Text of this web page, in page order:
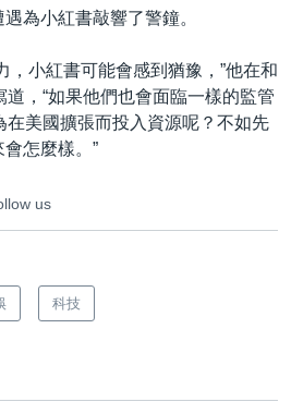
為小紅書敲響了警鐘。
，小紅書可能會感到猶豫，”他在和
，“如果他們也會面臨一樣的監管
在美國擴張而投入資源呢？不如先
怎麼樣。”
us
科技